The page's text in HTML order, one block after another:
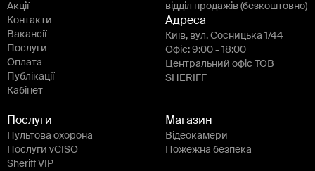
Акції
Контакти
Вакансії
Послуги
Оплата
Публікації
Кабінет
відділ продажів (безкоштовно)
Адреса
Київ, вул. Сосницька 1/44
Офіс: 9:00 - 18:00
Центральний офіс ТОВ
SHERIFF
Послуги
Пультова охорона
Послуги vCISO
Sheriff VIP
Магазин
Відеокамери
Пожежна безпека